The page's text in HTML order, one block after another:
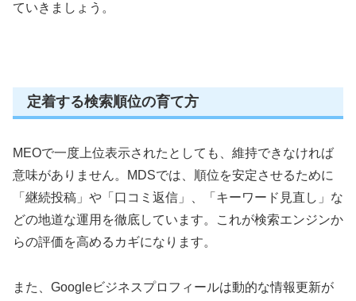
ていきましょう。
定着する検索順位の育て方
MEOで一度上位表示されたとしても、維持できなければ
意味がありません。MDSでは、順位を安定させるために
「継続投稿」や「口コミ返信」、「キーワード見直し」な
どの地道な運用を徹底しています。これが検索エンジンか
らの評価を高めるカギになります。
また、Googleビジネスプロフィールは動的な情報更新が